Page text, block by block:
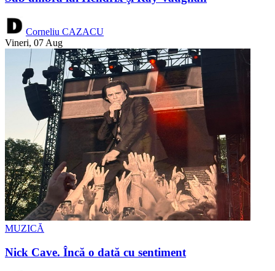
Corneliu CAZACU
Vineri, 07 Aug
MUZICĂ
Nick Cave. Încă o dată cu sentiment